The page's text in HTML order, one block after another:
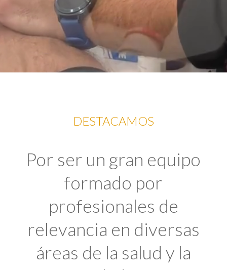
DESTACAMOS
Por ser un gran equipo
formado por
profesionales de
relevancia en diversas
áreas de la salud y la